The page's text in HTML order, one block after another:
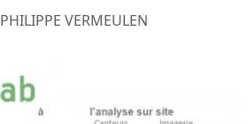
PHILIPPE VERMEULEN